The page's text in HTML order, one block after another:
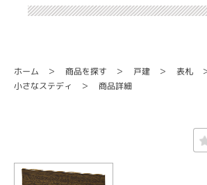
ホーム 商品を探す 戸建 表札
小さなステディ 商品詳細